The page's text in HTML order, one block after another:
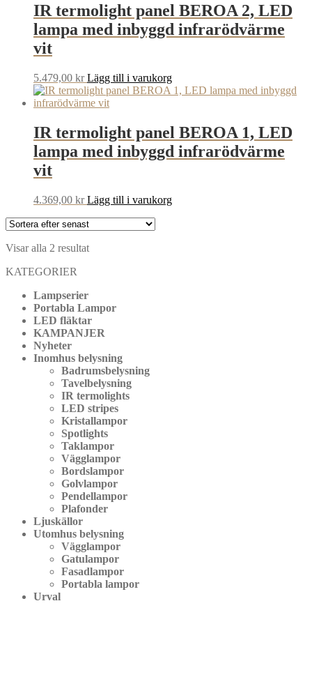
IR termolight panel BEROA 2, LED
lampa med inbyggd infrarödvärme
vit
5.479,00 kr Lägg till i varukorg
IR termolight panel BEROA 1, LED
lampa med inbyggd infrarödvärme
vit
4.369,00 kr Lägg till i varukorg
Visar alla 2 resultatSortera
KATEGORIER
Lampserier
Portabla Lampor
LED fläktar
KAMPANJER
Nyheter
Inomhus belysning
Badrumsbelysning
Tavelbelysning
IR termolights
LED stripes
Kristallampor
Spotlights
Taklampor
Vägglampor
Bordslampor
Golvlampor
Pendellampor
Plafonder
Ljuskällor
Utomhus belysning
Vägglampor
Gatulampor
Fasadlampor
Portabla lampor
Urval